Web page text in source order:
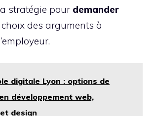
stratégie pour demander
choix des arguments à
digitale Lyon : options de
développement web,
design